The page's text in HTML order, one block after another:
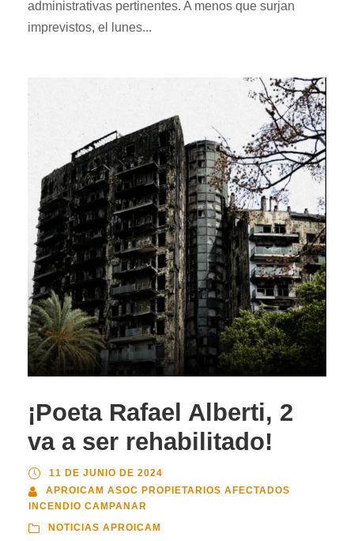
administrativas pertinentes. A menos que surjan
imprevistos, el lunes...
¡Poeta Rafael Alberti, 2
va a ser rehabilitado!
11 DE JUNIO DE 2024
APROICAM ASOC PROPIETARIOS AFECTADOS
INCENDIO CAMPANAR
NOTICIAS APROICAM